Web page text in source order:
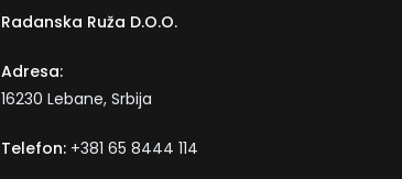
Radanska Ruža D.O.O.
Adresa:
16230 Lebane, Srbija
Telefon:+381 65 8444 114